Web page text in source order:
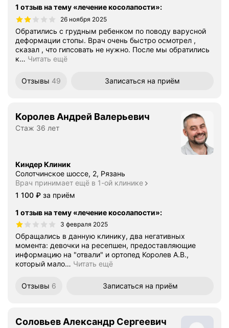
1 отзыв на тему «лечение косолапости»:
26 ноября 2025
Обратились с грудным ребенком по поводу варусной
деформации стопы. Врач очень быстро осмотрел ,
сказал , что гипсовать не нужно. После мы обратились
к… Читать ещё
Отзывы 49 Записаться на приём
Королев Андрей Валерьевич
Стаж 36 лет
Киндер Клиник
Солотчинское шоссе, 2, Рязань
Врач принимает ещё в 1-ой клинике
Цена
1100
1 100 ₽ за приём
1 отзыв на тему «лечение косолапости»:
3 февраля 2025
Обращались в данную клинику, два негативных
момента: девочки на ресепшен, предоставляющие
информацию на "отвали" и ортопед Королев А.В.,
который мало… Читать ещё
Отзывы 6 Записаться на приём
Соловьев Александр Сергеевич